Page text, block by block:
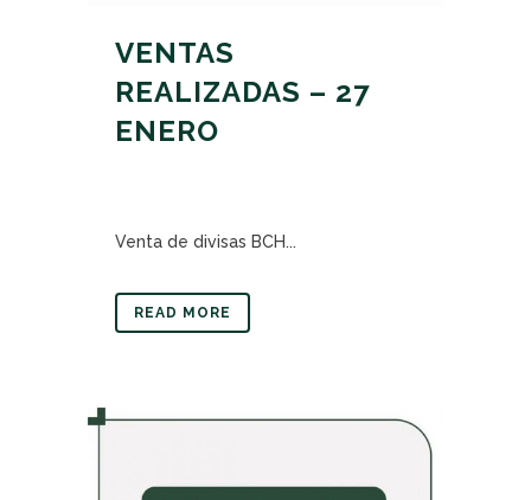
VENTAS
REALIZADAS – 27
ENERO
Venta de divisas BCH...
READ MORE